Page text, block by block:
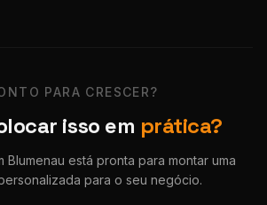
PARA CRESCER?
isso em prática?
Blumenau está pronta para montar uma
para o seu negócio.